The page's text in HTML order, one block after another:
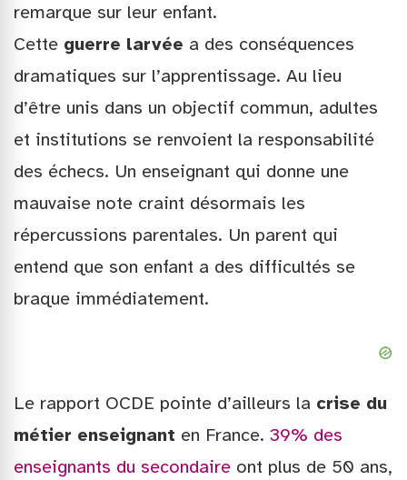
remarque sur leur enfant.
Cette guerre larvée a des conséquences
dramatiques sur l’apprentissage. Au lieu
d’être unis dans un objectif commun, adultes
et institutions se renvoient la responsabilité
des échecs. Un enseignant qui donne une
mauvaise note craint désormais les
répercussions parentales. Un parent qui
entend que son enfant a des difficultés se
braque immédiatement.
Le rapport OCDE pointe d’ailleurs la crise du
métier enseignant en France. 39% des
enseignants du secondaire ont plus de 50 ans,